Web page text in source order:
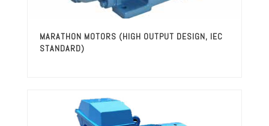
MARATHON MOTORS (HIGH OUTPUT DESIGN, IEC
STANDARD)